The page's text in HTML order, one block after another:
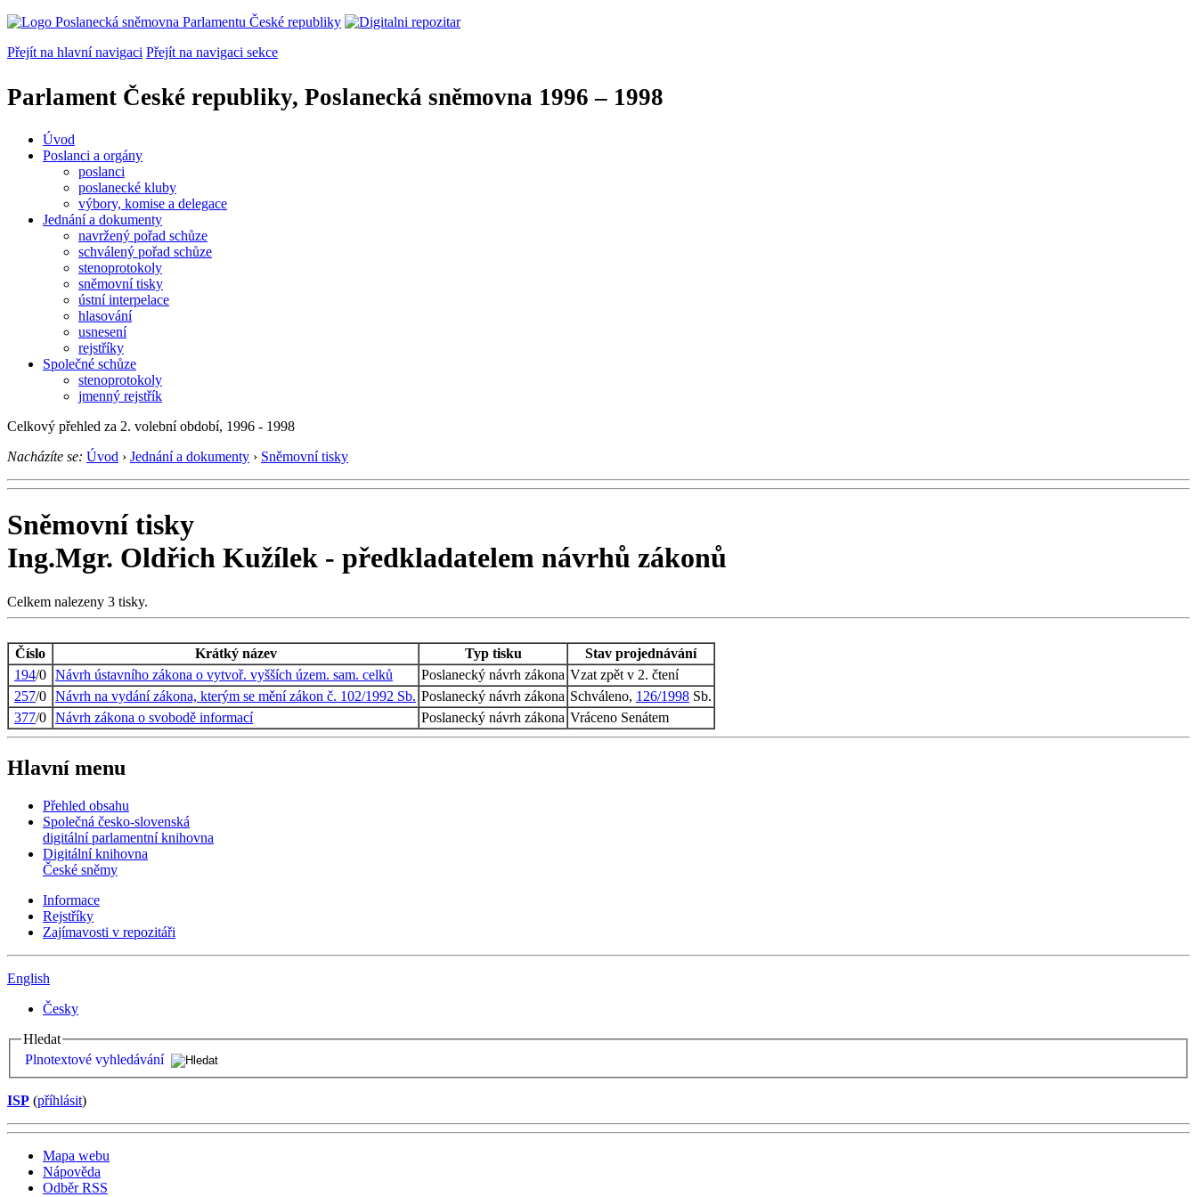
Přejít na hlavní navigaci Přejít na navigaci sekce
Parlament České republiky, Poslanecká sněmovna 1996 – 1998
Úvod
Poslanci a orgány
poslanci
poslanecké kluby
výbory, komise a delegace
Jednání a dokumenty
navržený pořad schůze
schválený pořad schůze
stenoprotokoly
sněmovní tisky
ústní interpelace
hlasování
usnesení
rejstříky
Společné schůze
stenoprotokoly
jmenný rejstřík
Celkový přehled za 2. volební období, 1996 - 1998
Nacházíte se: Úvod › Jednání a dokumenty › Sněmovní tisky
Sněmovní tisky
Ing.Mgr. Oldřich Kužílek - předkladatelem návrhů zákonů
Celkem nalezeny 3 tisky.
Číslo Krátký název Typ tisku
Stav projednávání
194/0 Návrh ústavního zákona o vytvoř. vyšších územ. sam. celků Poslanecký návrh zákona Vzat zpět v 2. čtení
257/0 Návrh na vydání zákona, kterým se mění zákon č. 102/1992 Sb. Poslanecký návrh zákona Schváleno, 126/1998 Sb.
377/0 Návrh zákona o svobodě informací Poslanecký návrh zákona Vráceno Senátem
Hlavní menu
Přehled obsahu
Společná česko-slovenská
digitální parlamentní knihovna
Digitální knihovna
České sněmy
Informace
Rejstříky
Zajímavosti v repozitáři
English
Česky
Hledat
Plnotextové vyhledávání
ISP (příhlásit)
Mapa webu
Nápověda
Odběr RSS